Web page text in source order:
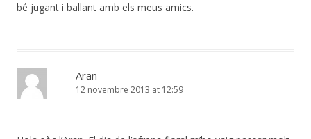
bé jugant i ballant amb els meus amics.
Aran
12 novembre 2013 at 12:59